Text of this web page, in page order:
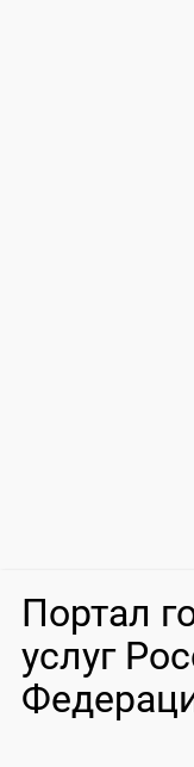
Портал
услуг